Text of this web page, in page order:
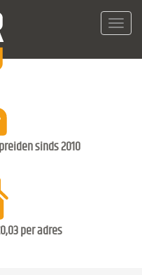
sinds 2010
per adres